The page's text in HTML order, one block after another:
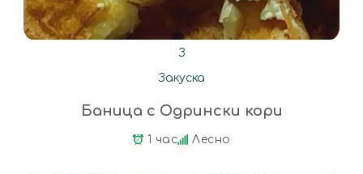
З
Закуска
Баница с Одрински кори
1 час Лесно